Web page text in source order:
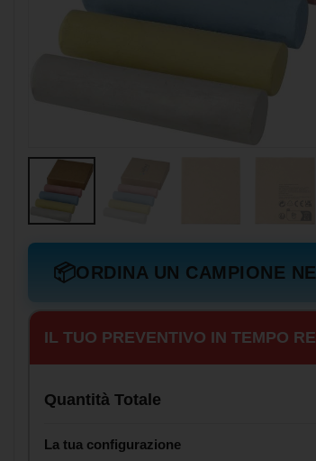
📦ORDINA UN CAMPIONE
IL TUO PREVENTIVO IN TEMPO
Quantità Totale
La tua configurazione